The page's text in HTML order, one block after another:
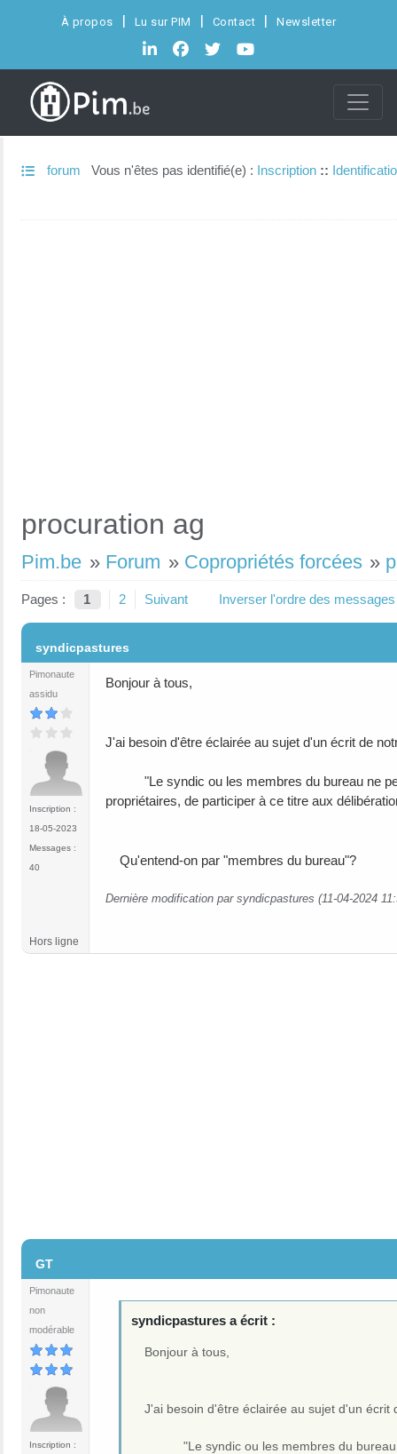
À propos Lu sur PIM Contact Newsletter
forum Vous n'êtes pas identifié(e) : Inscription ::
procuration ag
Pim.be » Forum » Copropriétés forcées »
Pages : 1 2 Suivant Inverser l'ordre des messages
syndicpastures
Pimonaute
assidu
Inscription :
18-05-2023
Messages :
40
Bonjour à tous,
J'ai besoin d'être éclairée au sujet d'un écrit de
"Le syndic ou les membres du bureau ne
propriétaires, de participer à ce titre
Qu'entend-on par "membres du bureau"?
Dernière modification par syndicpastures (11-04-2024
Hors ligne
GT
Pimonaute
non
modérable
Inscription :
syndicpastures a écrit :
Bonjour à tous,
J'ai besoin d'être éclairée au sujet d'un
"Le syndic ou les membres du bureau